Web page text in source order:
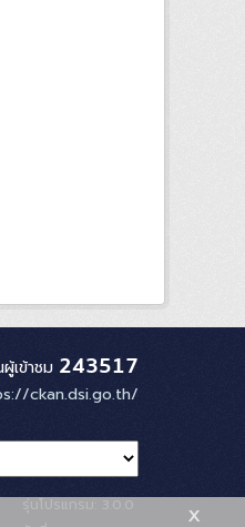
เข้าชม 243517
ckan.dsi.go.th/
x